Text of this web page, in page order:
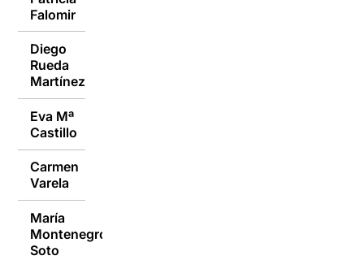
Falomir
Diego
Rueda
Martínez
Eva Mª
Castillo
Carmen
Varela
María
Montenegro
Soto